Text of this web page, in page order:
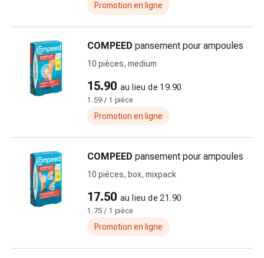
Bandes
Pansements
pour
doigts
Pansements
fixation
Gazes
compression
Pansements
Bandes
pansement,
Promotion en ligne
COMPEED pansement pour ampoules
10 pièces, medium
15.90 au lieu de 19.90
1.59 / 1 pièce
Promotion en ligne
COMPEED pansement pour ampoules
10 pièces, box, mixpack
17.50 au lieu de 21.90
1.75 / 1 pièce
Promotion en ligne